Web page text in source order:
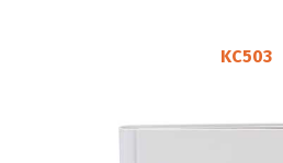
KC503